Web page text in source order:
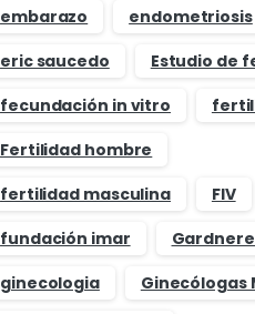
embarazo
endometriosis
eric saucedo
Estudio de
fecundación in vitro
Fertilidad hombre
fertilidad masculina
FIV
fundación imar
ginecologia
Ginecólogas